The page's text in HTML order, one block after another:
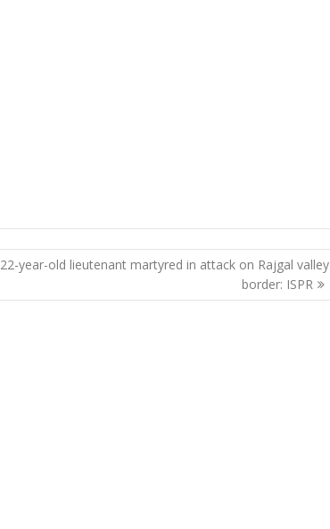
22-year-old lieutenant martyred in attack on Rajgal valley
border: ISPR